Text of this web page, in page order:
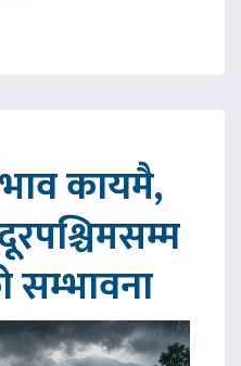
कायमै,
सम्भावना